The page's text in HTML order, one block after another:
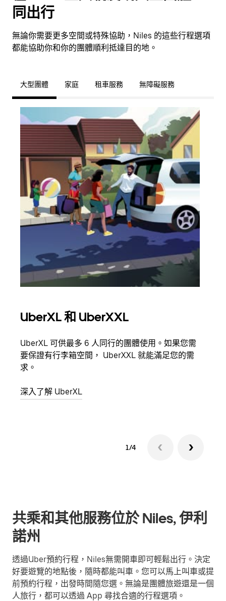
同出行
無論你需要更多空間或特殊協助，Niles 的這些行程選項
都能協助你和你的團體順利抵達目的地。
大型團體 家庭 租車服務 無障礙服務
UberXL 和 UberXXL
UberXL 可供最多 6 人同行的團體使用。如果您需
要保證有行李箱空間， UberXXL 就能滿足您的需
求。
深入了解 UberXL
1/4
共乘和其他服務位於 Niles, 伊利
諾州
透過Uber預約行程，Niles無需開車即可輕鬆出行。決定
好要遊覽的地點後，隨時都能叫車。您可以馬上叫車或提
前預約行程，出發時間隨您選。無論是團體旅遊還是一個
人旅行，都可以透過 App 尋找合適的行程選項。